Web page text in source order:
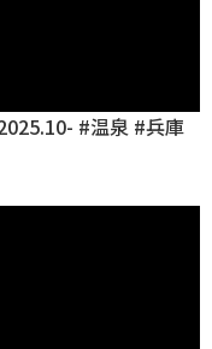
#温泉 #兵庫